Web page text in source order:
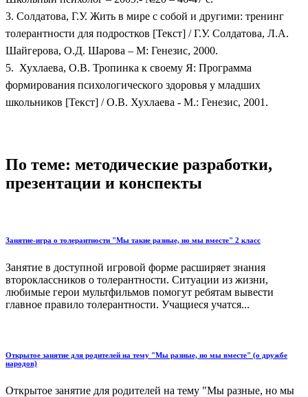
3. Солдатова, Г.У. Жить в мире с собой и другими: тренинг
толерантности для подростков [Текст] / Г.У. Солдатова, Л.А.
Шайгерова, О.Д. Шарова – М: Генезис, 2000.
5. Хухлаева, О.В. Тропинка к своему Я: Программа
формирования психологического здоровья у младших
школьников [Текст] / О.В. Хухлаева - М.: Генезис, 2001.
По теме: методические разработки,
презентации и конспекты
Занятие-игра о толерантности "Мы такие разные, но мы вместе" 2 класс
Занятие в доступной игровой форме расширяет знания
второклассников о толерантности. Ситуации из жизни,
любимые герои мультфильмов помогут ребятам вывести
главное правило толерантности. Учащиеся учатся...
Открытое занятие для родителей на тему "Мы разные, но мы вместе" (о дружбе
народов)
Открытое занятие для родителей на тему "Мы разные, но мы